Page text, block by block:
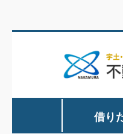
借り